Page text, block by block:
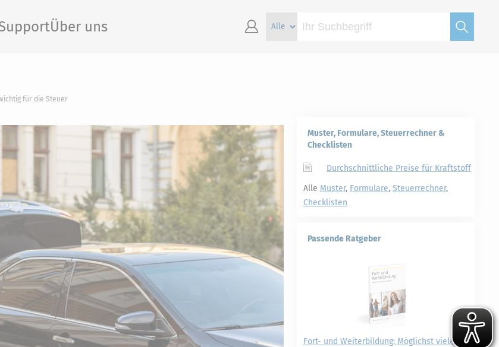
Über uns
für die Steuer
Muster, Formulare, Steuerrechner &
Checklisten
Durchschnittliche Preise für Kraftstoff
Alle Muster, Formulare, Steuerrechner,
Checklisten
Passende Ratgeber
Fort- und Weiterbildung: Möglichst viele